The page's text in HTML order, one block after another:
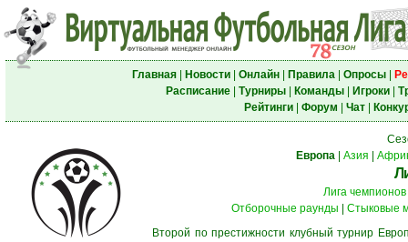
Главная| Новости| Онлайн| Правила| Опросы|
Расписание| Турниры| Команды| Игроки|
Рейтинги| Форум Чат|
Европа
Азия
Лига чемпионов
Отборочные раунды
Стыковые
Второй по престижности клубный турнир